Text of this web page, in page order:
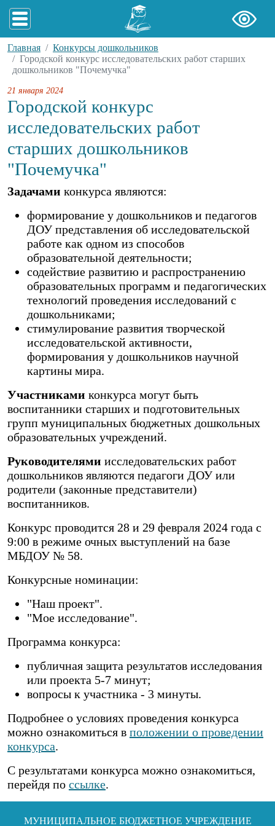
Главная
Конкурсы дошкольников
Городской конкурс исследовательских работ старших
дошкольников "Почемучка"
21 января 2024
Городской конкурс
исследовательских работ
старших дошкольников
"Почемучка"
Задачами конкурса являются:
формирование у дошкольников и педагогов
ДОУ представления об исследовательской
работе как одном из способов
образовательной деятельности;
содействие развитию и распространению
образовательных программ и педагогических
технологий проведения исследований с
дошкольниками;
стимулирование развития творческой
исследовательской активности,
формирования у дошкольников научной
картины мира.
Участниками конкурса могут быть
воспитанники старших и подготовительных
групп муниципальных бюджетных дошкольных
образовательных учреждений.
Руководителями исследовательских работ
дошкольников являются педагоги ДОУ или
родители (законные представители)
воспитанников.
Конкурс проводится 28 и 29 февраля 2024 года с
9:00 в режиме очных выступлений на базе
МБДОУ № 58.
Конкурсные номинации:
"Наш проект".
"Мое исследование".
Программа конкурса:
публичная защита результатов исследования
или проекта 5-7 минут;
вопросы к участника - 3 минуты.
Подробнее о условиях проведения конкурса
можно ознакомиться в положении о проведении
конкурса.
С результатами конкурса можно ознакомиться,
перейдя по ссылке.
МУНИЦИПАЛЬНОЕ БЮДЖЕТНОЕ УЧРЕЖДЕНИЕ